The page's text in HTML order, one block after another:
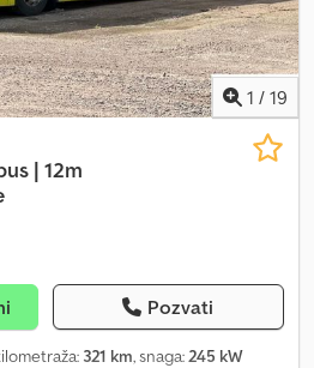
1 / 19
| 12m
Pozvati
321 km, snaga:245 kW